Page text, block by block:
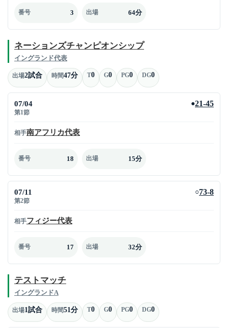
番号 3 出場 64分
ネーションズチャンピオンシップ
イングランド代表
出場2試合 時間47分 T0 G0 PG0 DG0
07/04
第1節
●21-45
相手南アフリカ代表
番号 18 出場 15分
07/11
第2節
○73-8
相手フィジー代表
番号 17 出場 32分
テストマッチ
イングランドA
出場1試合 時間51分 T0 G0 PG0 DG0